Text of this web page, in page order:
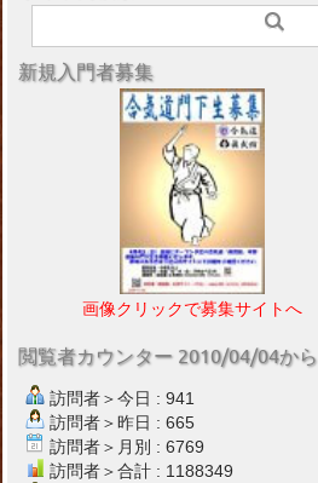
新規入門者募集
画像クリックで募集サイトへ
閲覧者カウンター 2010/04/04から
訪問者＞今日 : 941
訪問者＞昨日 : 665
訪問者＞月別 : 6769
訪問者＞合計 : 1188349